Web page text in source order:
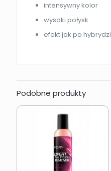
intensywny kolor
wysoki połysk
efekt jak po
Podobne produkty